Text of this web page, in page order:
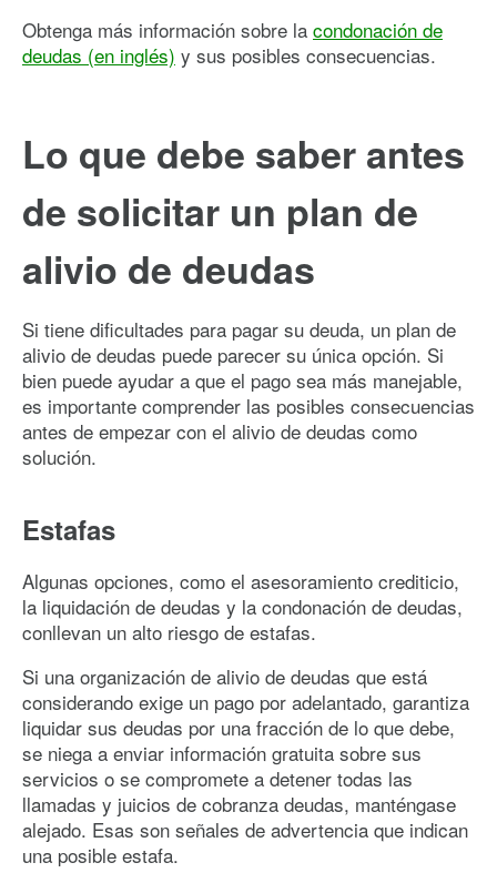
Obtenga más información sobre la condonación de
deudas (en inglés) y sus posibles consecuencias.
Lo que debe saber antes
de solicitar un plan de
alivio de deudas
Si tiene dificultades para pagar su deuda, un plan de
alivio de deudas puede parecer su única opción. Si
bien puede ayudar a que el pago sea más manejable,
es importante comprender las posibles consecuencias
antes de empezar con el alivio de deudas como
solución.
Estafas
Algunas opciones, como el asesoramiento crediticio,
la liquidación de deudas y la condonación de deudas,
conllevan un alto riesgo de estafas.
Si una organización de alivio de deudas que está
considerando exige un pago por adelantado, garantiza
liquidar sus deudas por una fracción de lo que debe,
se niega a enviar información gratuita sobre sus
servicios o se compromete a detener todas las
llamadas y juicios de cobranza deudas, manténgase
alejado. Esas son señales de advertencia que indican
una posible estafa.